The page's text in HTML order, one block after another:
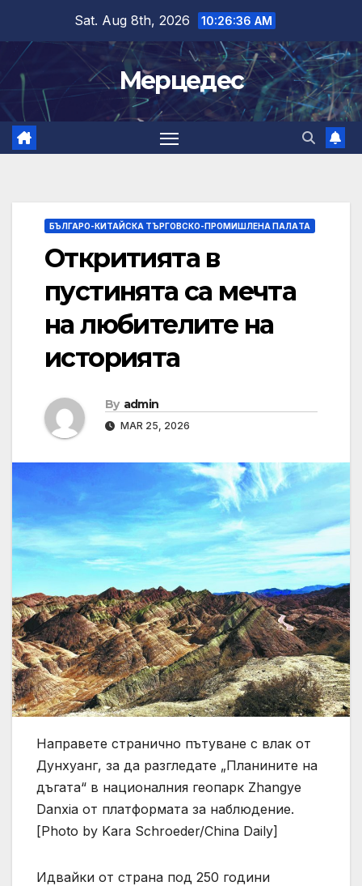
content
Sat. Aug 8th, 2026 10:26:37 AM
Мерцедес
БЪЛГАРО-КИТАЙСКА ТЪРГОВСКО-ПРОМИШЛЕНА ПАЛAТА
Откритията в
пустинята са мечта
на любителите на
историята
By admin
MAR 25, 2026
Направете странично пътуване с влак от
Дунхуанг, за да разгледате „Планините на
дъгата“ в националния геопарк Zhangye
Danxia от платформата за наблюдение.
[Photo by Kara Schroeder/China Daily]
Идвайки от страна под 250 години